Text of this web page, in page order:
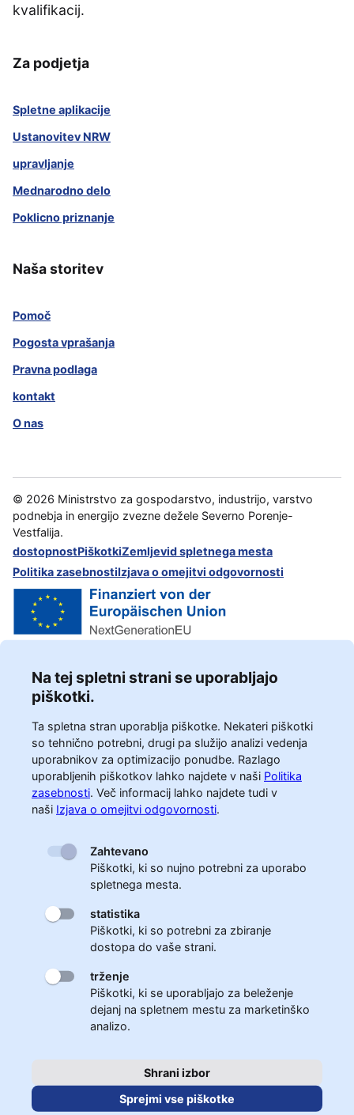
kvalifikacij.
Za podjetja
Spletne aplikacije
Ustanovitev NRW
upravljanje
Mednarodno delo
Poklicno priznanje
Naša storitev
Pomoč
Pogosta vprašanja
Pravna podlaga
kontakt
O nas
© 2026 Ministrstvo za gospodarstvo, industrijo, varstvo
podnebja in energijo zvezne dežele Severno Porenje-
Vestfalija.
dostopnostPiškotkiZemljevid spletnega mesta
Politika zasebnostiIzjava o omejitvi odgovornosti
Na tej spletni strani se uporabljajo
piškotki.
Ta spletna stran uporablja piškotke. Nekateri piškotki
so tehnično potrebni, drugi pa služijo analizi vedenja
uporabnikov za optimizacijo ponudbe. Razlago
uporabljenih piškotkov lahko najdete v naši Politika
zasebnosti. Več informacij lahko najdete tudi v
naši Izjava o omejitvi odgovornosti.
Zahtevano
Piškotki, ki so nujno potrebni za uporabo
spletnega mesta.
statistika
Piškotki, ki so potrebni za zbiranje
dostopa do vaše strani.
trženje
Piškotki, ki se uporabljajo za beleženje
dejanj na spletnem mestu za marketinško
analizo.
Shrani izbor
Sprejmi vse piškotke